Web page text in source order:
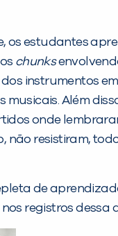
os estudantes
chunks
instrumentos
musicais. Além
onde
não resistiram,
de
registros dessa
nenhuma
cidade ou
você digitou.